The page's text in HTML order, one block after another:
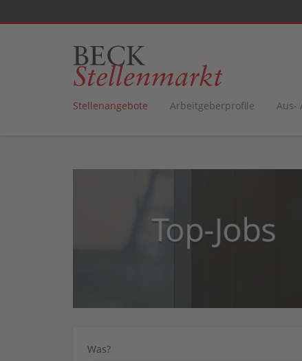
Stellenangebote Arbeitgeberprofile Aus-
Was?